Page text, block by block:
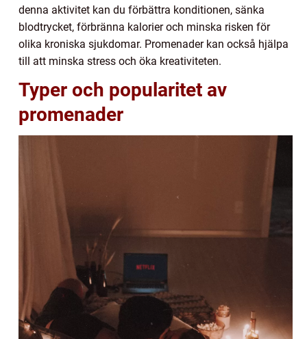
denna aktivitet kan du förbättra konditionen, sänka
blodtrycket, förbränna kalorier och minska risken för
olika kroniska sjukdomar. Promenader kan också hjälpa
till att minska stress och öka kreativiteten.
Typer och popularitet av
promenader